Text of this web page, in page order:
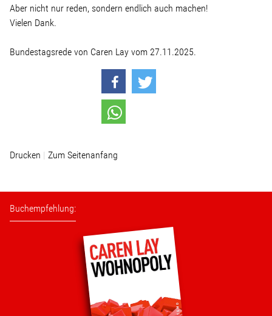
Aber nicht nur reden, sondern endlich auch machen!
Vielen Dank.
Bundestagsrede von Caren Lay vom 27.11.2025.
Drucken Zum Seitenanfang
Buchempfehlung: